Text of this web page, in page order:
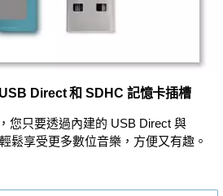
Direct 和 SDHC 記憶卡插槽
您只要透過內建的 USB Direct 與
鬆享受更多數位音樂，方便又有趣。